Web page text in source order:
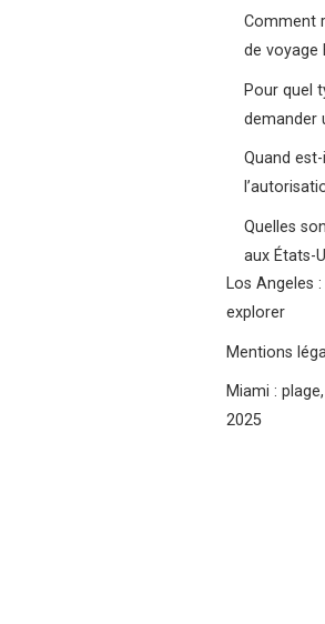
Comment
de voyage
Pour quel
demander
Quand
Quelles
aux États-
Los Angeles
explorer
Mentions
Miami :
2025